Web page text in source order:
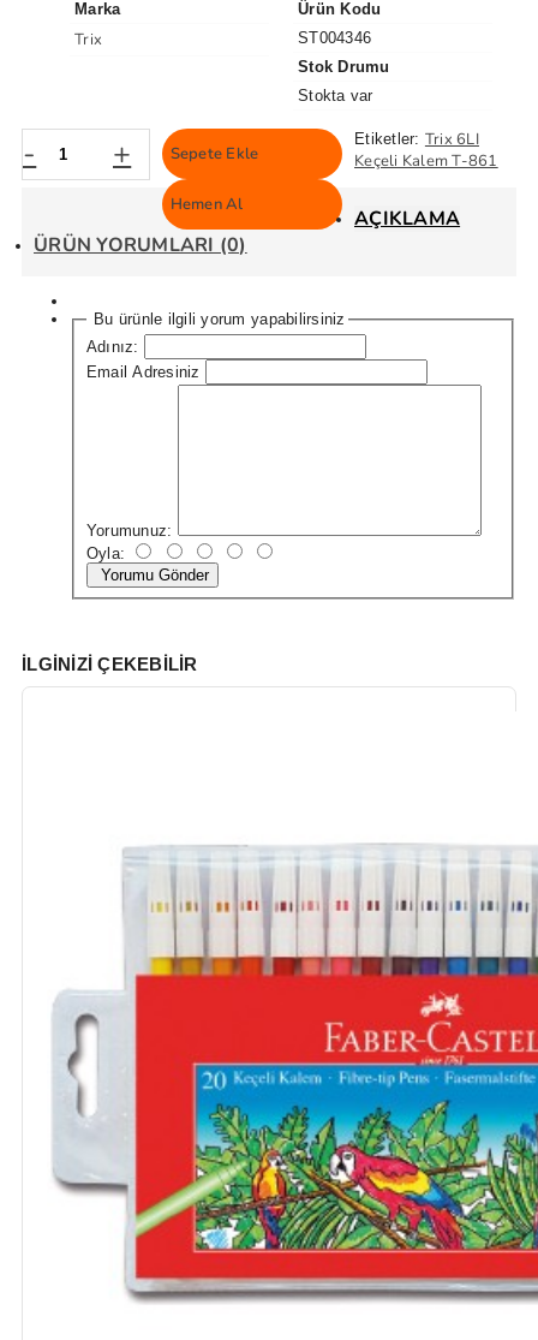
Marka
Trix
Ürün Kodu
ST004346
Stok Drumu
Stokta var
- + Sepete Ekle
Hemen Al
Etiketler: Trix 6LI
Keçeli Kalem T-861
AÇIKLAMA
ÜRÜN YORUMLARI (0)
Bu ürünle ilgili yorum yapabilirsiniz
Adınız:
Email Adresiniz
Yorumunuz:
Oyla:
Yorumu Gönder
İLGINIZI ÇEKEBILIR